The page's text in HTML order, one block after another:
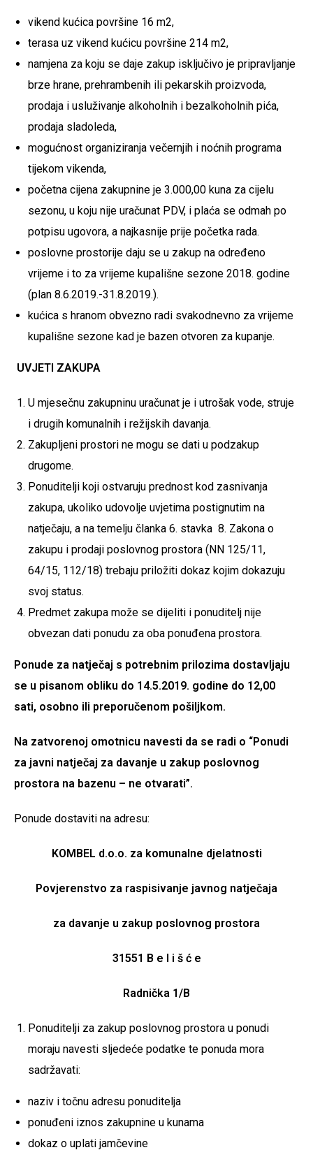
vikend kućica površine 16 m2,
terasa uz vikend kućicu površine 214 m2,
namjena za koju se daje zakup isključivo je pripravljanje
brze hrane, prehrambenih ili pekarskih proizvoda,
prodaja i usluživanje alkoholnih i bezalkoholnih pića,
prodaja sladoleda,
mogućnost organiziranja večernjih i noćnih programa
tijekom vikenda,
početna cijena zakupnine je 3.000,00 kuna za cijelu
sezonu, u koju nije uračunat PDV, i plaća se odmah po
potpisu ugovora, a najkasnije prije početka rada.
poslovne prostorije daju se u zakup na određeno
vrijeme i to za vrijeme kupališne sezone 2018. godine
(plan 8.6.2019.-31.8.2019.).
kućica s hranom obvezno radi svakodnevno za vrijeme
kupališne sezone kad je bazen otvoren za kupanje.
UVJETI ZAKUPA
U mjesečnu zakupninu uračunat je i utrošak vode, struje
i drugih komunalnih i režijskih davanja.
Zakupljeni prostori ne mogu se dati u podzakup
drugome.
Ponuditelji koji ostvaruju prednost kod zasnivanja
zakupa, ukoliko udovolje uvjetima postignutim na
natječaju, a na temelju članka 6. stavka 8. Zakona o
zakupu i prodaji poslovnog prostora (NN 125/11,
64/15, 112/18) trebaju priložiti dokaz kojim dokazuju
svoj status.
Predmet zakupa može se dijeliti i ponuditelj nije
obvezan dati ponudu za oba ponuđena prostora.
Ponude za natječaj s potrebnim prilozima dostavljaju
se u pisanom obliku do 14.5.2019. godine do 12,00
sati, osobno ili preporučenom pošiljkom.
Na zatvorenoj omotnicu navesti da se radi o “Ponudi
za javni natječaj za davanje u zakup poslovnog
prostora na bazenu – ne otvarati”.
Ponude dostaviti na adresu:
KOMBEL d.o.o. za komunalne djelatnosti
Povjerenstvo za raspisivanje javnog natječaja
za davanje u zakup poslovnog prostora
31551 B e l i š ć e
Radnička 1/B
Ponuditelji za zakup poslovnog prostora u ponudi
moraju navesti sljedeće podatke te ponuda mora
sadržavati:
naziv i točnu adresu ponuditelja
ponuđeni iznos zakupnine u kunama
dokaz o uplati jamčevine